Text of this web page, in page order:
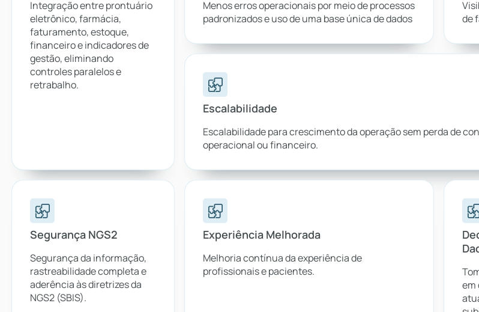
Integração entre prontuário
eletrônico, farmácia,
faturamento, estoque,
financeiro e indicadores de
gestão, eliminando
controles paralelos e
retrabalho.
Menos erros operacionais por meio de processos
padronizados e uso de uma base única de dados
de
Escalabilidade
Escalabilidade para crescimento da operação sem perda de
operacional ou financeiro.
Segurança NGS2
Segurança da informação,
rastreabilidade completa e
aderência às diretrizes da
NGS2 (SBIS).
Experiência Melhorada
Melhoria contínua da experiência de
profissionais e pacientes.
em